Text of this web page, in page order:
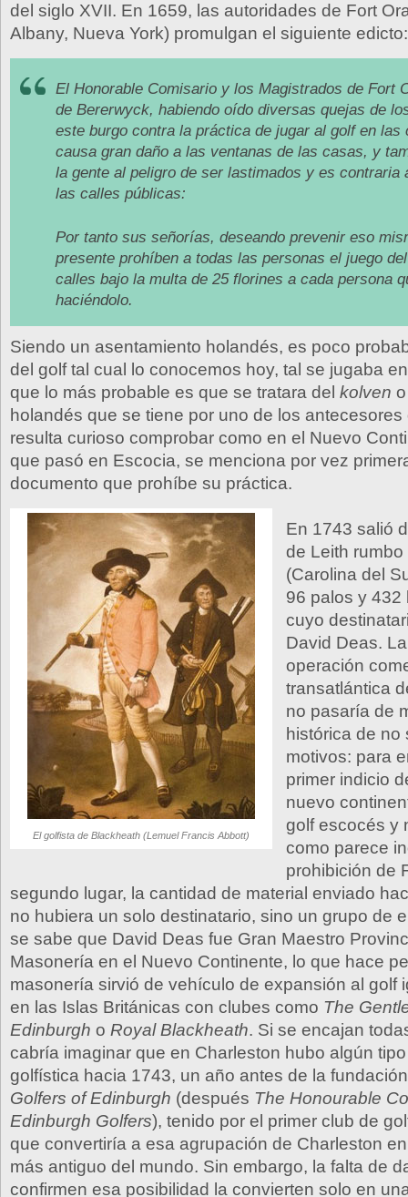
del siglo XVII. En 1659, las autoridades de Fort
Albany, Nueva York) promulgan el siguiente edicto:
El Honorable Comisario y los Magistrados de Fort
de Bererwyck, habiendo oído diversas quejas de
este burgo contra la práctica de jugar al golf en las
causa gran daño a las ventanas de las casas, y
la gente al peligro de ser lastimados y es contraria
las calles públicas:
Por tanto sus señorías, deseando prevenir eso
presente prohíben a todas las personas el juego
calles bajo la multa de 25 florines a cada persona
haciéndolo.
Siendo un asentamiento holandés, es poco
del golf tal cual lo conocemos hoy, tal se jugaba
que lo más probable es que se tratara del kolven
holandés que se tiene por uno de los antecesores
resulta curioso comprobar como en el Nuevo
que pasó en Escocia, se menciona por vez
documento que prohíbe su práctica.
El golfista de Blackheath (Lemuel Francis Abbott)
En 1743 salió
de Leith
(Carolina del
96 palos y
cuyo
David Deas.
operación
transatlántica
no pasaría de
histórica de no
motivos: para
primer indicio
nuevo
golf escocés y
como parece
prohibición de
segundo lugar, la cantidad de material enviado
no hubiera un solo destinatario, sino un grupo de
se sabe que David Deas fue Gran Maestro
Masonería en el Nuevo Continente, lo que hace
masonería sirvió de vehículo de expansión al golf
en las Islas Británicas con clubes como The
Edinburgh o Royal Blackheath. Si se encajan
cabría imaginar que en Charleston hubo algún
golfística hacia 1743, un año antes de la
Golfers of Edinburgh (después The Honourable
Edinburgh Golfers), tenido por el primer club de
que convertiría a esa agrupación de Charleston
más antiguo del mundo. Sin embargo, la falta de
confirmen esa posibilidad la convierten solo en